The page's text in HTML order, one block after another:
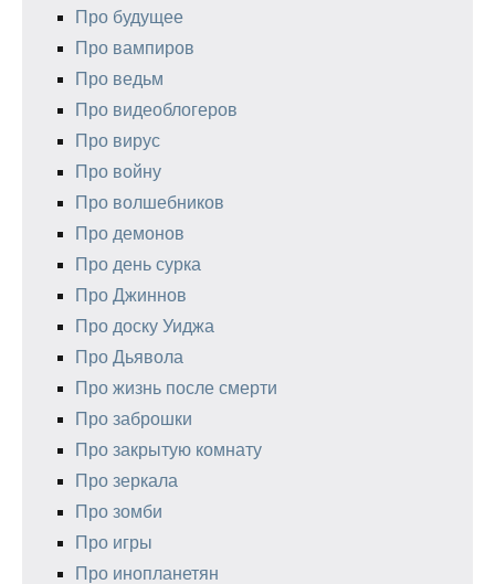
Про будущее
Про вампиров
Про ведьм
Про видеоблогеров
Про вирус
Про войну
Про волшебников
Про демонов
Про день сурка
Про Джиннов
Про доску Уиджа
Про Дьявола
Про жизнь после смерти
Про заброшки
Про закрытую комнату
Про зеркала
Про зомби
Про игры
Про инопланетян